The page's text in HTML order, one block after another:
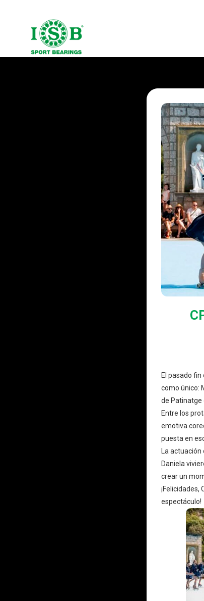
El pasado
como único:
de Patinatge
Entre los
emotiva
puesta en
La
Daniela
crear un
espectáculo!